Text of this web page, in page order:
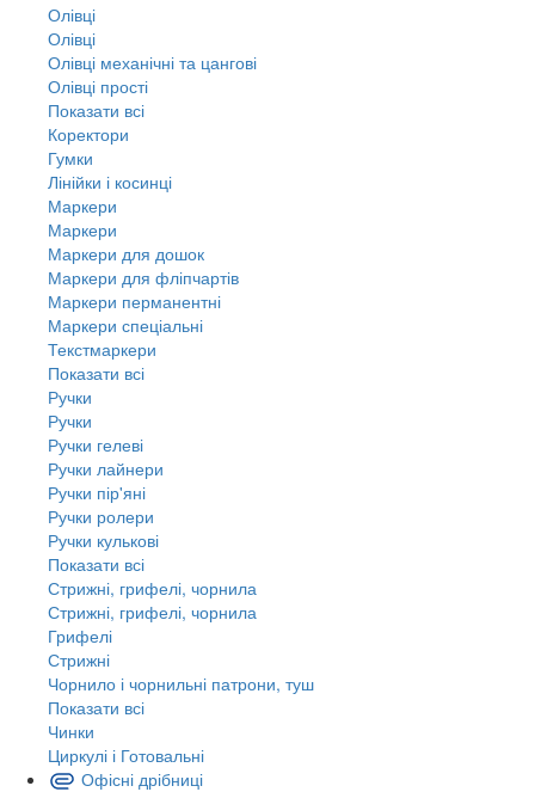
Олівці
Олівці
Олівці механічні та цангові
Олівці прості
Показати всі
Коректори
Гумки
Лінійки і косинці
Маркери
Маркери
Маркери для дошок
Маркери для фліпчартів
Маркери перманентні
Маркери спеціальні
Текстмаркери
Показати всі
Ручки
Ручки
Ручки гелеві
Ручки лайнери
Ручки пір'яні
Ручки ролери
Ручки кулькові
Показати всі
Стрижні, грифелі, чорнила
Стрижні, грифелі, чорнила
Грифелі
Стрижні
Чорнило і чорнильні патрони, туш
Показати всі
Чинки
Циркулі і Готовальні
Офісні дрібниці